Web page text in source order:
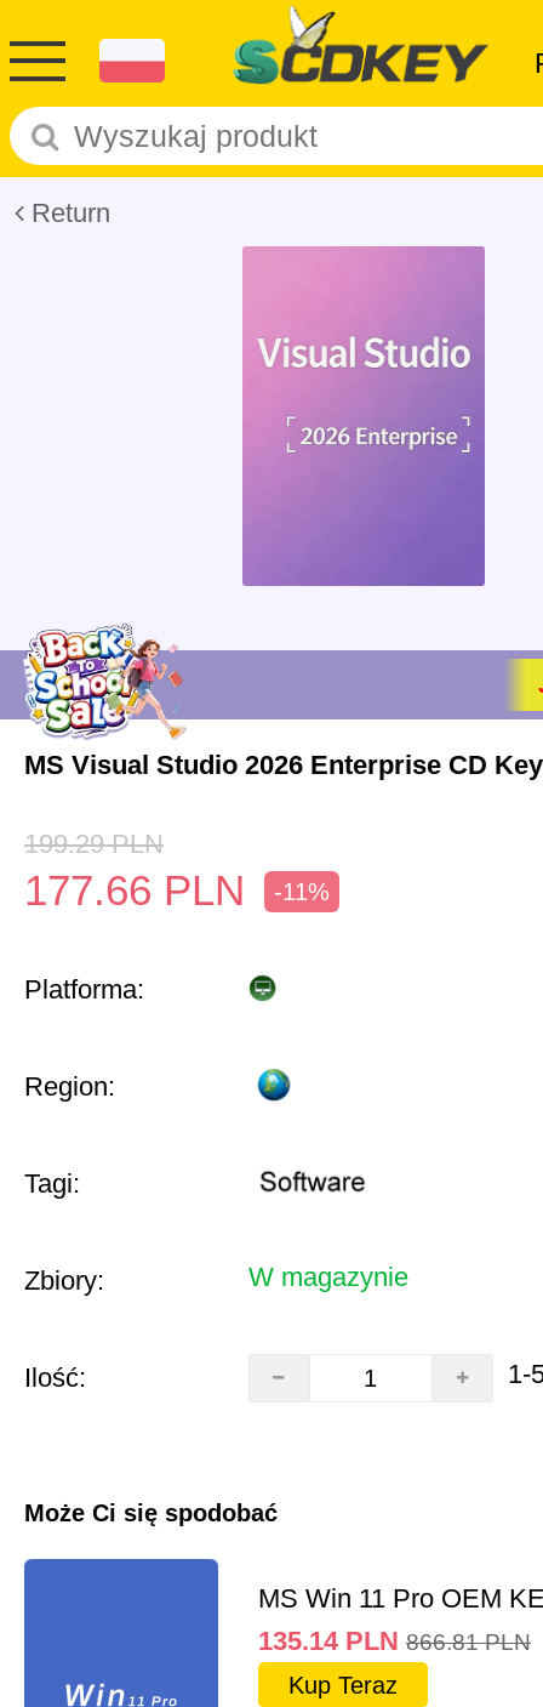
Return
MS Visual Studio 2026 Enterprise CD
199.29 PLN
177.66 PLN -11%
Platforma:
Region:
Tagi:
Zbiory: W magazynie
Ilość: 1-
Może Ci się spodobać
MS Win 11 Pro OEM
135.14 PLN 866.81 PLN
Kup Teraz